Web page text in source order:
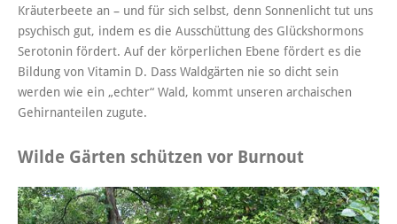
Kräuterbeete an – und für sich selbst, denn Sonnenlicht tut uns
psychisch gut, indem es die Ausschüttung des Glückshormons
Serotonin fördert. Auf der körperlichen Ebene fördert es die
Bildung von Vitamin D. Dass Waldgärten nie so dicht sein
werden wie ein „echter“ Wald, kommt unseren archaischen
Gehirnanteilen zugute.
Wilde Gärten schützen vor Burnout